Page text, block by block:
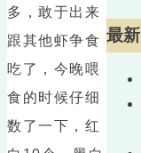
多，敢于出来
跟其他虾争食
吃了，今晚喂
食的时候仔细
数了一下，红
最新